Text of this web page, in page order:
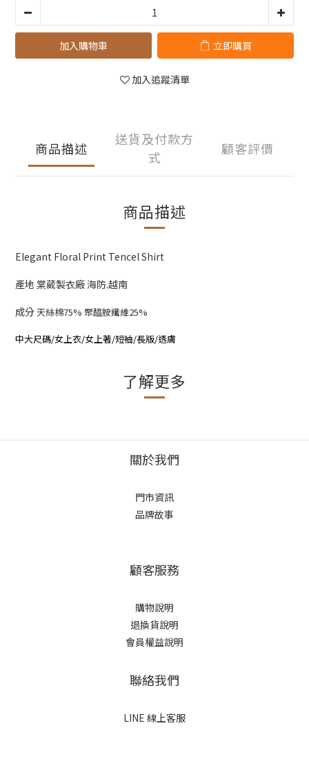
加入購物車 立即購買
加入追蹤清單
商品描述
送貨及付款方
式
顧客評價
商品描述
Elegant Floral Print Tencel Shirt
產地 棠葳製衣廠 海防.越南
成分天絲棉75% 聚醯胺纖維25%
中大尺碼/女上衣/女上著/短袖/長版/透膚
了解更多
關於我們
門市資訊
品牌故事
顧客服務
購物說明
退換貨說明
會員權益說明
聯絡我們
LINE 線上客服